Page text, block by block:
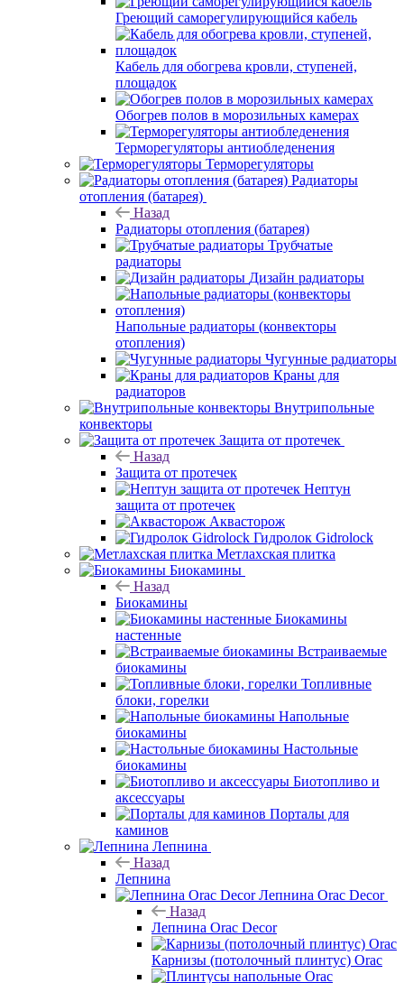
Греющий саморегулирующийся кабель
Кабель для обогрева кровли, ступеней,
площадок
Обогрев полов в морозильных камерах
Терморегуляторы антиобледенения
Терморегуляторы
Радиаторы
отопления (батарея)
Назад
Радиаторы отопления (батарея)
Трубчатые
радиаторы
Дизайн радиаторы
Напольные радиаторы (конвекторы
отопления)
Чугунные радиаторы
Краны для
радиаторов
Внутрипольные
конвекторы
Защита от протечек
Назад
Защита от протечек
Нептун
защита от протечек
Аквасторож
Гидролок Gidrolock
Метлахская плитка
Биокамины
Назад
Биокамины
Биокамины
настенные
Встраиваемые
биокамины
Топливные
блоки, горелки
Напольные
биокамины
Настольные
биокамины
Биотопливо и
аксессуары
Порталы для
каминов
Лепнина
Назад
Лепнина
Лепнина Orac Decor
Назад
Лепнина Orac Decor
Карнизы (потолочный плинтус) Orac